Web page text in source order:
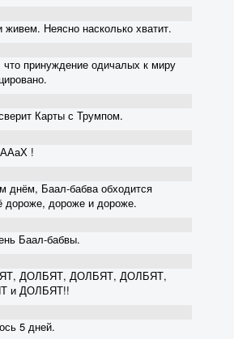
живем. Неясно насколько хватит.
что принуждение одичалых к миру
Карты с Трумпом.
!
днём, Баал-бабва обходится
дороже, дороже и дороже.
Баал-бабвы.
ДОЛБЯТ, ДОЛБЯТ, ДОЛБЯТ,
и ДОЛБЯТ!!
5 дней.